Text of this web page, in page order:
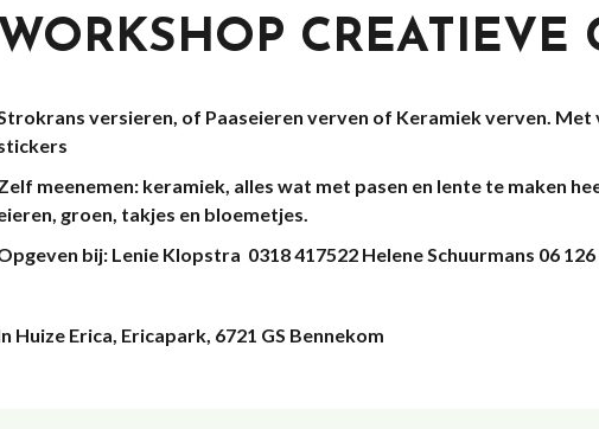
WORKSHOP CREATIEVE
versieren, of Paaseieren verven of Keramiek verven. Met
meenemen: keramiek, alles wat met pasen en lente te maken
groen, takjes en bloemetjes.
bij: Lenie Klopstra 0318 417522 Helene Schuurmans 06 126
Huize Erica, Ericapark, 6721 GS Bennekom